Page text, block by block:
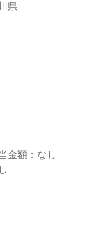
県
金額：なし